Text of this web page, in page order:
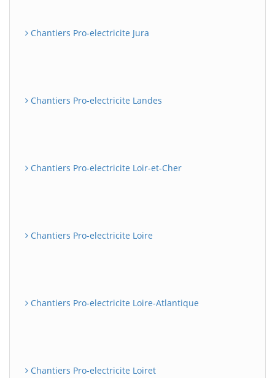
Chantiers Pro-electricite Jura
Chantiers Pro-electricite Landes
Chantiers Pro-electricite Loir-et-Cher
Chantiers Pro-electricite Loire
Chantiers Pro-electricite Loire-Atlantique
Chantiers Pro-electricite Loiret